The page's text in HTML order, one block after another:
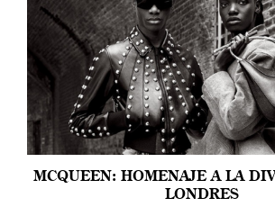
MCQUEEN: HOMENAJE A LA
LONDRES